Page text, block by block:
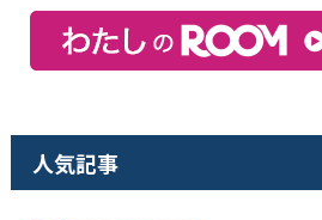
人気記事